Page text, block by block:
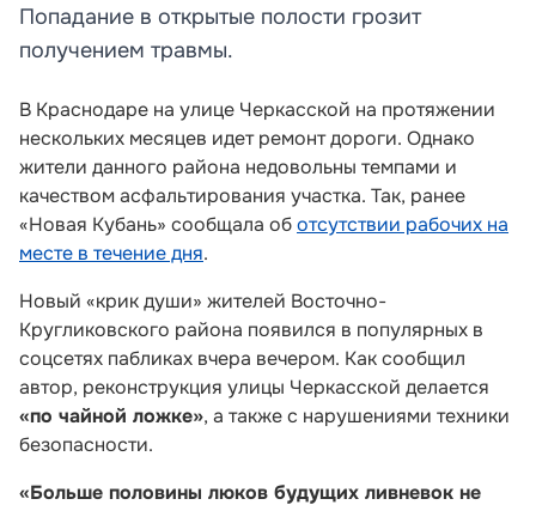
Попадание в открытые полости грозит
получением травмы.
В Краснодаре на улице Черкасской на протяжении
нескольких месяцев идет ремонт дороги. Однако
жители данного района недовольны темпами и
качеством асфальтирования участка. Так, ранее
«Новая Кубань» сообщала оботсутствии рабочих на
месте в течение дня.
Новый «крик души» жителей Восточно-
Кругликовского района появился в популярных в
соцсетях пабликах вчера вечером. Как сообщил
автор, реконструкция улицы Черкасской делается
«по чайной ложке», а также с нарушениями техники
безопасности.
«Больше половины люков будущих ливневок не